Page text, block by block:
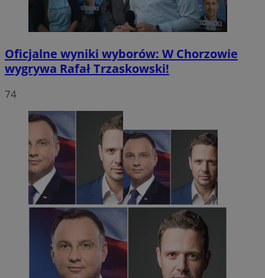
Oficjalne wyniki wyborów: W Chorzowie
wygrywa Rafał Trzaskowski!
74